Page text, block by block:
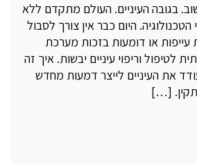
בגובה העיניים. העולם מתקדם ללא
היום כבר אין צורך לסבול
עייפות או דומעות בזכות מערכת
לטיפול וריפוי עיניים יבשות. איך זה
את העיניים לייצר דמעות מחדש
תקין. […]